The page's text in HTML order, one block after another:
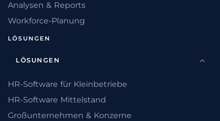
Analysen & Reports
Workforce-Planung
LÖSUNGEN
LÖSUNGEN
HR-Software für Kleinbetriebe
HR-Software Mittelstand
Großunternehmen & Konzerne